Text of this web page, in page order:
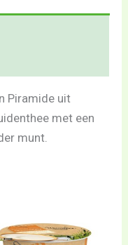
Piramide uit
met een
munt.